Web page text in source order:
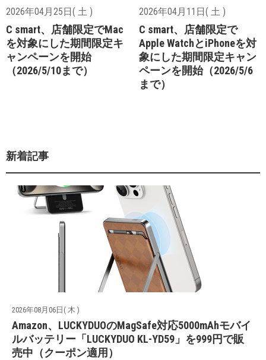
2026年04月25日( 土 )
C smart、店舗限定でMac
を対象にした期間限定キ
ャンペーンを開始
（2026/5/10まで）
2026年04月11日( 土 )
C smart、店舗限定で
Apple WatchとiPhoneを対
象にした期間限定キャン
ペーンを開始（2026/5/6
まで）
新着記事
2026年08月06日( 木 )
Amazon、LUCKYDUOのMagSafe対応5000mAhモバイ
ルバッテリー「LUCKYDUO KL-YD59」を999円で販
売中（クーポン適用）